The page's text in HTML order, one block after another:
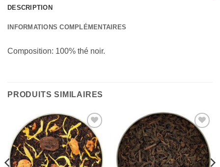
DESCRIPTION
INFORMATIONS COMPLÉMENTAIRES
Composition: 100% thé noir.
PRODUITS SIMILAIRES
Add to
Wishlist
Add to
Wishlist